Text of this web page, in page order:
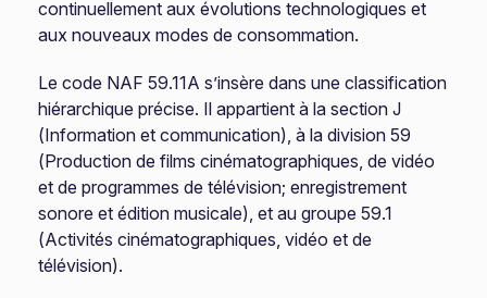
continuellement aux évolutions technologiques et
aux nouveaux modes de consommation.
Le code NAF 59.11A s’insère dans une classification
hiérarchique précise. Il appartient à la section J
(Information et communication), à la division 59
(Production de films cinématographiques, de vidéo
et de programmes de télévision; enregistrement
sonore et édition musicale), et au groupe 59.1
(Activités cinématographiques, vidéo et de
télévision).